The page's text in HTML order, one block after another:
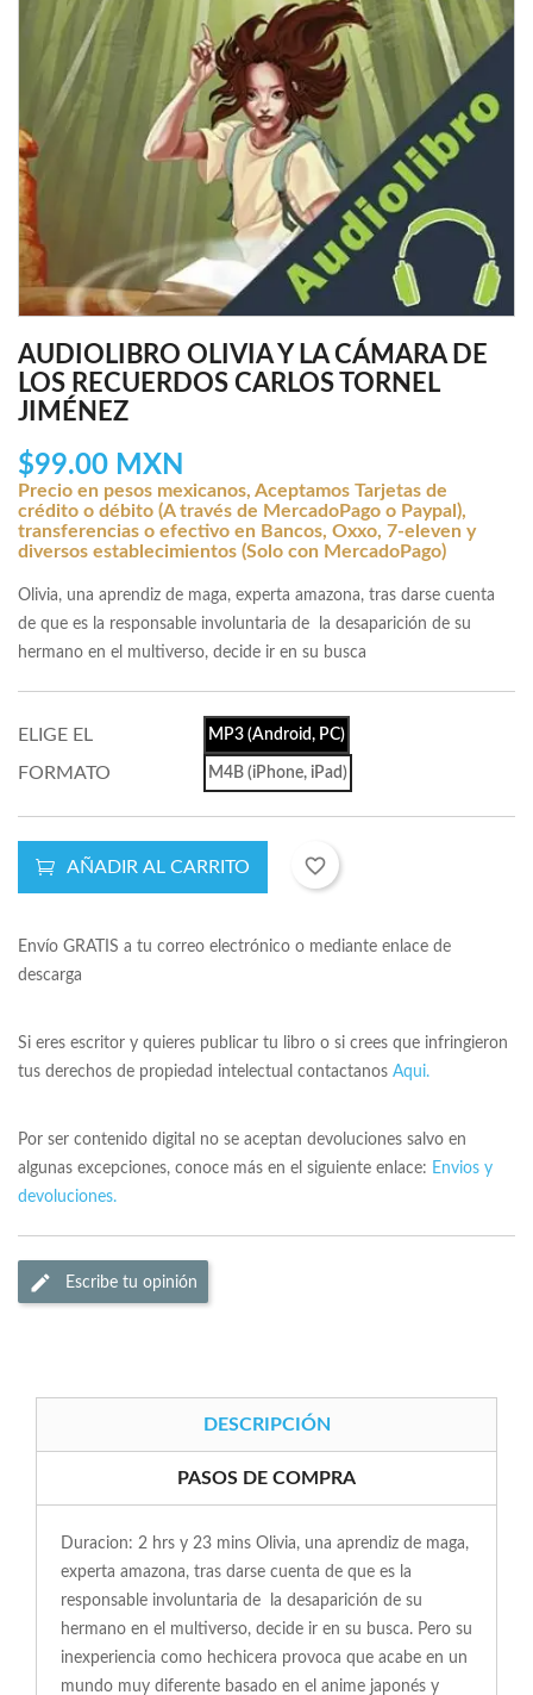
AUDIOLIBRO OLIVIA Y LA CÁMARA DE
LOS RECUERDOS CARLOS TORNEL
JIMÉNEZ
$99.00 MXN
Precio en pesos mexicanos, Aceptamos Tarjetas de
crédito o débito (A través de MercadoPago o Paypal),
transferencias o efectivo en Bancos, Oxxo, 7-eleven y
diversos establecimientos (Solo con MercadoPago)
Olivia, una aprendiz de maga, experta amazona, tras darse cuenta
de que es la responsable involuntaria de la desaparición de su
hermano en el multiverso, decide ir en su busca
ELIGE EL
FORMATO
MP3 (Android, PC)
M4B (iPhone, iPad)
AÑADIR AL CARRITO favorite_border
Envío GRATIS a tu correo electrónico o mediante enlace de
descarga
Si eres escritor y quieres publicar tu libro o si crees que infringieron
tus derechos de propiedad intelectual contactanos Aqui.
Por ser contenido digital no se aceptan devoluciones salvo en
algunas excepciones, conoce más en el siguiente enlace: Envios y
devoluciones.
Escribe tu opinión
DESCRIPCIÓN
PASOS DE COMPRA
Duracion: 2 hrs y 23 mins Olivia, una aprendiz de maga,
experta amazona, tras darse cuenta de que es la
responsable involuntaria de la desaparición de su
hermano en el multiverso, decide ir en su busca. Pero su
inexperiencia como hechicera provoca que acabe en un
mundo muy diferente basado en el anime japonés y